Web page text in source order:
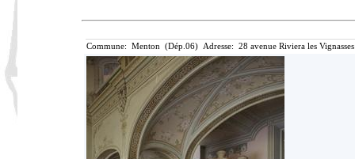
Commune: Menton (Dép.06) Adresse: 28 avenue Riviera les